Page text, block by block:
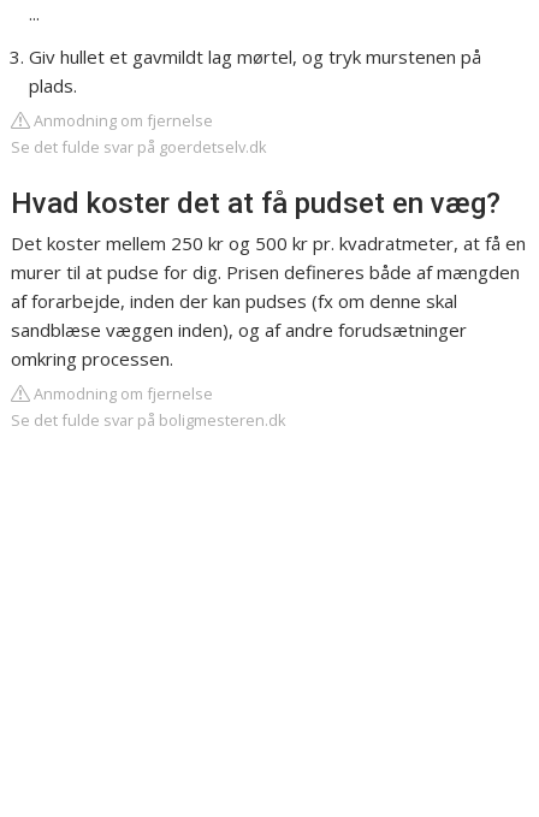
...
Giv hullet et gavmildt lag mørtel, og tryk murstenen på
plads.
Anmodning om fjernelse
Se det fulde svar på goerdetselv.dk
Hvad koster det at få pudset en væg?
Det koster mellem 250 kr og 500 kr pr. kvadratmeter, at få en
murer til at pudse for dig. Prisen defineres både af mængden
af forarbejde, inden der kan pudses (fx om denne skal
sandblæse væggen inden), og af andre forudsætninger
omkring processen.
Anmodning om fjernelse
Se det fulde svar på boligmesteren.dk